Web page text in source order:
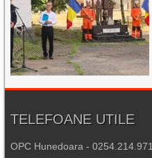
TELEFOANE UTILE
OPC Hunedoara - 0254.214.971